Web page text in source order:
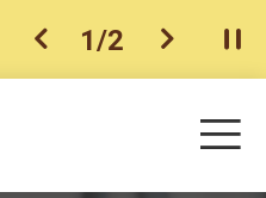
上一个
2/2 下一个开
目